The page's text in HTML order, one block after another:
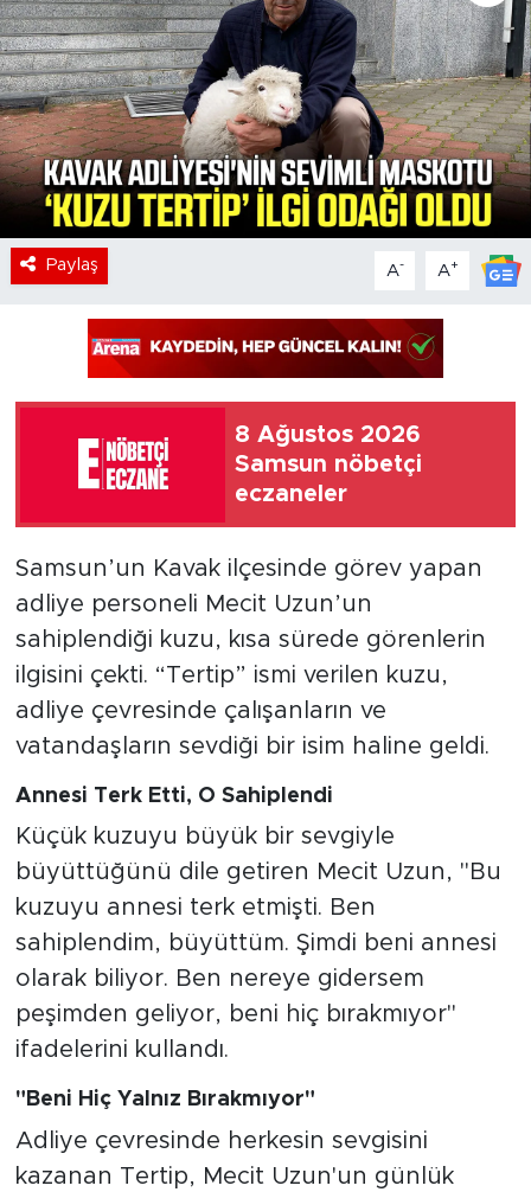
Paylaş A- A+
8 Ağustos 2026
Samsun nöbetçi
eczaneler
Samsun’un Kavak ilçesinde görev yapan
adliye personeli Mecit Uzun’un
sahiplendiği kuzu, kısa sürede görenlerin
ilgisini çekti. “Tertip” ismi verilen kuzu,
adliye çevresinde çalışanların ve
vatandaşların sevdiği bir isim haline geldi.
Annesi Terk Etti, O Sahiplendi
Küçük kuzuyu büyük bir sevgiyle
büyüttüğünü dile getiren Mecit Uzun, "Bu
kuzuyu annesi terk etmişti. Ben
sahiplendim, büyüttüm. Şimdi beni annesi
olarak biliyor. Ben nereye gidersem
peşimden geliyor, beni hiç bırakmıyor"
ifadelerini kullandı.
"Beni Hiç Yalnız Bırakmıyor"
Adliye çevresinde herkesin sevgisini
kazanan Tertip, Mecit Uzun'un günlük